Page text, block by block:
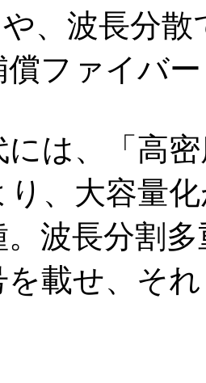
や、波長分
償ファイバ
は、「高
り、大容量
。波長分割
を載せ、そ